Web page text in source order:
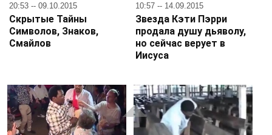
20:53 -- 09.10.2015
Скрытые Тайны
Символов, Знаков,
Смайлов
10:57 -- 14.09.2015
Звезда Кэти Пэрри
продала душу дьяволу,
но сейчас верует в
Иисуса